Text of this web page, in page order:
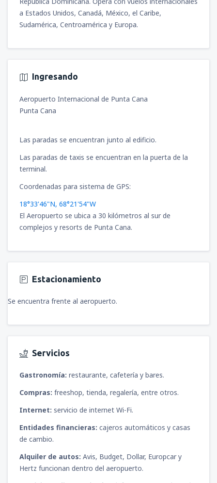
a Estados Unidos, Canadá, México, el Caribe,
Sudamérica, Centroamérica y Europa.
Ingresando
Aeropuerto Internacional de Punta Cana
Punta Cana
Las paradas se encuentran junto al edificio.
Las paradas de taxis se encuentran en la puerta de la
terminal.
Coordenadas para sistema de GPS:
18°33'46"N, 68°21'54"W
El Aeropuerto se ubica a 30 kilómetros al sur de
complejos y resorts de Punta Cana.
Estacionamiento
Se encuentra frente al aeropuerto.
Servicios
Gastronomía: restaurante, cafetería y bares.
Compras: freeshop, tienda, regalería, entre otros.
Internet: servicio de internet Wi-Fi.
Entidades financieras: cajeros automáticos y casas
de cambio.
Alquiler de autos: Avis, Budget, Dollar, Europcar y
Hertz funcionan dentro del aeropuerto.